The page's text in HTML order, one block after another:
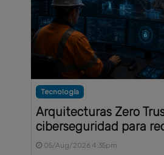
Tecnología
Arquitecturas Zero
ciberseguridad para
05/Aug/2026 4:35pm